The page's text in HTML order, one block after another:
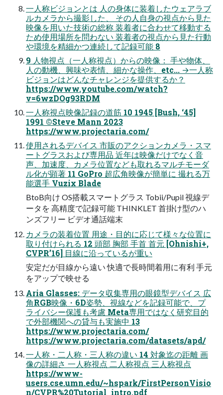
一人称ビジョンとは 人の身体に装着したウェアラブ
ルカメラから撮影した、 その人自身の視点から見た
映像を用いた技術の総称 装着者に合わせて移動する
ため使用場所を問わない 装着者の視点から見た行動
や環境を精細かつ連続して記録可能 8
9 人物視点（一人称視点）からの映像： 手や物体、
人の動機、興味や表情、細かな操作、etc... →一人称
ビジョンはどんなチャレンジを提供するか？
https://www.youtube.com/watch?
v=6wzDOg93RDM
一人称視点映像記録の道筋 10 1945 [Bush, ‘45]
1991 ©Steve Mann 2023
https://www.projectaria.com/
使用されるデバイス 市販のアクションカメラ・スマ
ートグラスおよび専用品 近年は映像だけでなく音
声、加速度、カメラ位置なども取れるマルチモーダ
ル化が顕著 11 GoPro 超広角映像が簡単に 撮れる万
能選手 Vuzix Blade
BtoB向け OS搭載スマートグラス Tobii/Pupil 視線デ
ータを 高精度で記録可能 THINKLET 首掛け型のハ
ンズフリー ビデオ通話端末
カメラの装着位置 用途・目的に応じて様々な位置に
取り付けられる 12 頭部 胸部 手首 首元 [Ohnishi+,
CVPR’16] 目線に沿っているが重い
安定だが目線から遠い 快適で長時間着用に有利 手元
をアップで映せる
Aria Glasses: データ収集専用の眼鏡型デバイス 広
角RGB映像・6D姿勢、視線などを記録可能で、プ
ライバシー保護も考慮 Meta専用ではなく研究目的
で外部機関への貸与も実施中 13
https://www.projectaria.com/
https://www.projectaria.com/datasets/apd/
一人称・二人称・三人称の違い 14 対象迄の距離 画
像の詳細さ 一人称視点 二人称視点 三人称視点
https://www-
users.cse.umn.edu/~hspark/FirstPersonVisio
n/CVPR%20Tutorial_intro.pdf